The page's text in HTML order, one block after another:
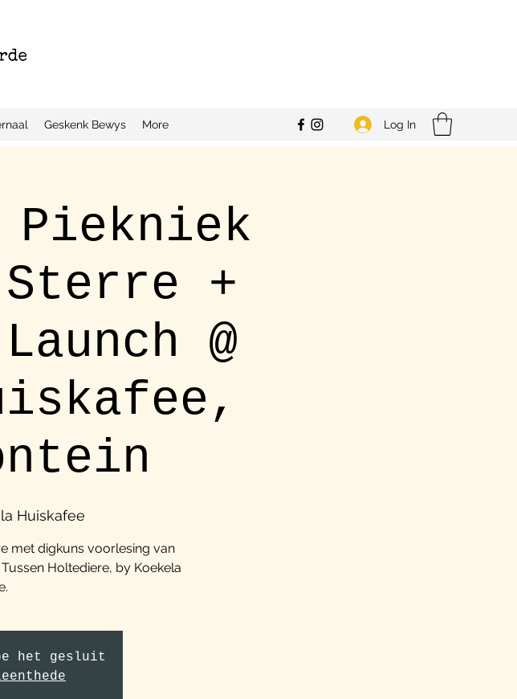
Geskenk Bewys More Log In
Piekniek
+
@
Huiskafee
met digkuns voorlesing van
Holtediere, by Koekela
het gesluit